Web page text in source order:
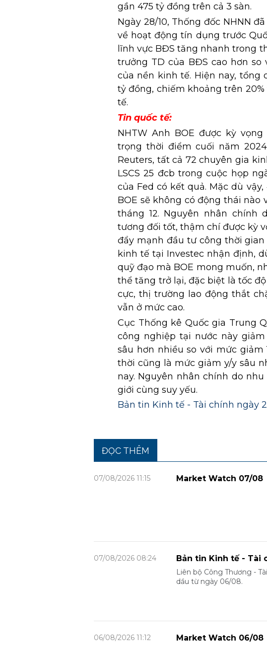
gần 475 tỷ đồng trên cả 3 sàn.
Ngày 28/10, Thống đốc NHNN
về hoạt động tín dụng trước
lĩnh vực BĐS tăng nhanh trong
trưởng TD của BĐS cao hơn
của nền kinh tế. Hiện nay, tổng
tỷ đồng, chiếm khoảng trên
tế.
Tin quốc tế:
NHTW Anh BOE được kỳ
trọng thời điểm cuối năm
Reuters, tất cả 72 chuyên gia
LSCS 25 đcb trong cuộc họp
của Fed có kết quả. Mặc dù
BOE sẽ không có động thái nào
tháng 12. Nguyên nhân
tương đối tốt, thậm chí được kỳ
đẩy mạnh đầu tư công thời gian
kinh tế tại Investec nhận định,
quỹ đạo mà BOE mong muốn,
thể tăng trở lại, đặc biệt là tốc
cực, thị trường lao động thắt
vẫn ở mức cao.
Cục Thống kê Quốc gia Trung
công nghiệp tại nước này giảm
sâu hơn nhiều so với mức giảm
thời cũng là mức giảm y/y sâu
nay. Nguyên nhân chính do
giới cùng suy yếu.
Bản tin Kinh tế - Tài chính ngày
ĐỌC THÊM
Market Watch 07/08
07/08/2026 11:15
Bản tin Kinh tế - Tài
Liên bộ Công Thương -
dầu từ ngày 06/08.
07/08/2026 08:24
Market Watch 06/08
06/08/2026 11:12